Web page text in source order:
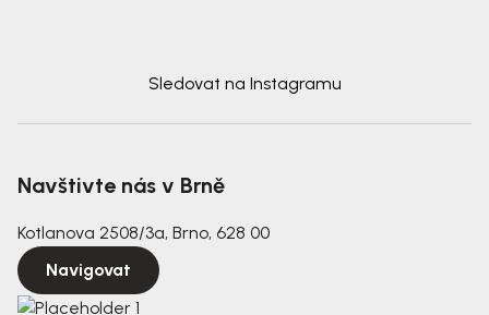
Sledovat na Instagramu
Navštivte nás v Brně
Kotlanova 2508/3a, Brno, 628 00
Navigovat